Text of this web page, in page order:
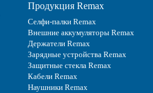
Продукция Remax
Селфи-палки Remax
Внешние аккумуляторы Remax
Держатели Remax
Зарядные устройства Remax
Защитные стекла Remax
Кабели Remax
Наушники Remax